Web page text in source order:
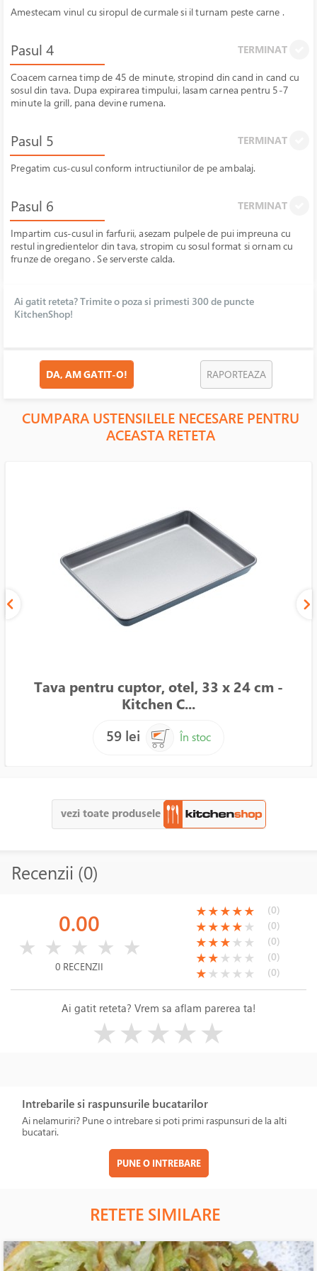
Amestecam vinul cu siropul de curmale si il turnam peste carne .
Pasul 4 TERMINAT
Coacem carnea timp de 45 de minute, stropind din cand in cand cu
sosul din tava. Dupa expirarea timpului, lasam carnea pentru 5-7
minute la grill, pana devine rumena.
Pasul 5 TERMINAT
Pregatim cus-cusul conform intructiunilor de pe ambalaj.
Pasul 6 TERMINAT
Impartim cus-cusul in farfurii, asezam pulpele de pui impreuna cu
restul ingredientelor din tava, stropim cu sosul format si ornam cu
frunze de oregano . Se serverste calda.
Ai gatit reteta? Trimite o poza si primesti 300 de puncte
KitchenShop!
DA, AM GATIT-O! RAPORTEAZA
CUMPARA USTENSILELE NECESARE PENTRU
ACEASTA RETETA
Tava pentru cuptor, otel, 33 x 24 cm -
Kitchen C...
59 lei
În stoc
vezi toate produsele
Recenzii (0)
0.00
★ ★ ★ ★ ★
0 RECENZII
(*)
★(*)
★(*)
★(*)
★(*)
★ (0)
(*)
★(*)
★(*)
★(*)
★( )
★ (0)
(*)
★(*)
★(*)
★( )
★ ( )
★ (0)
(*)
★(*)
★( )
★ ( )
★ ( )
★ (0)
(*)
★( )
★ ( )
★ ( )
★ ( )
★ (0)
Ai gatit reteta? Vrem sa aflam parerea ta!
★★★★★
Intrebarile si raspunsurile bucatarilor
Ai nelamuriri? Pune o intrebare si poti primi raspunsuri de la alti
bucatari.
PUNE O INTREBARE
RETETE SIMILARE